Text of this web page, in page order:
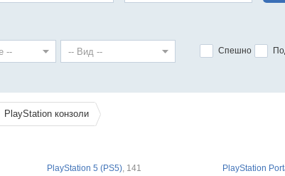
Спешно
PlayStation конзоли
PlayStation 5 (PS5), 141 PlayStation